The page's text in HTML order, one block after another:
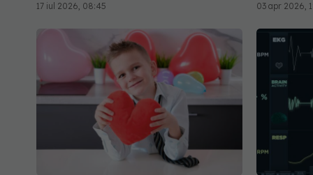
17 iul 2026, 08:45 03 apr 2026,